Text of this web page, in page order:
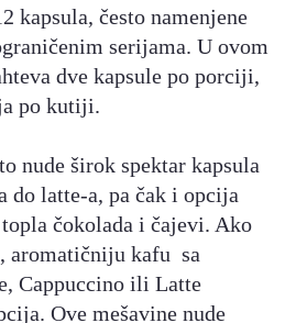
kapsula, često namenjene
serijama. U ovom
dve kapsule po porciji,
po kutiji.
nude širok spektar kapsula
do latte-a, pa čak i opcija
čokolada i čajevi. Ako
aromatičniju kafu sa
Cappuccino ili Latte
Ove mešavine nude